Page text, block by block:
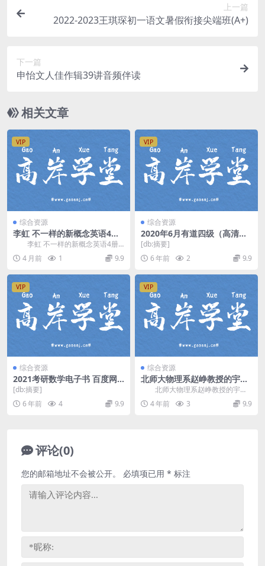
上一篇
2022-2023王琪琛初一语文暑假衔接尖端班(A+)
下一篇
申怡文人佳作辑39讲音频伴读
相关文章
VIP
综合资源
李虹 不一样的新概念英语4册
视频课(含讲义+音频)
李虹 不一样的新概念英语4册
视频课(含讲义+音频)，该为课程为
英语学习处于精...
4 月前 1 9.9
VIP
综合资源
2020年6月有道四级（高清视
频）百度网盘
[db:摘要]
6 年前
2 9.9
VIP
综合资源
2021考研数学电子书 百度网
盘
[db:摘要]
6 年前
4 9.9
VIP
综合资源
北师大物理系赵峥教授的宇宙
学16讲 网盘分享
北师大物理系赵峥教授的宇宙
学16讲，网盘分享物理宇宙学课程
3.81G超清视频...
4 年前 3 9.9
评论(0)
您的邮箱地址不会被公开。 必填项已用 * 标注